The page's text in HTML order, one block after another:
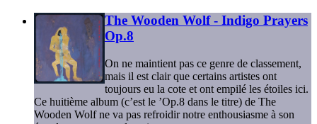
The Wooden Wolf - Indigo Prayers
Op.8
On ne maintient pas ce genre de classement,
mais il est clair que certains artistes ont
toujours eu la cote et ont empilé les étoiles ici.
Ce huitième album (c’est le ’Op.8 dans le titre) de The
Wooden Wolf ne va pas refroidir notre enthousiasme à son